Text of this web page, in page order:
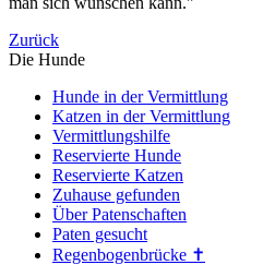
Zurück
Die Hunde
Hunde in der Vermittlung
Katzen in der Vermittlung
Vermittlungshilfe
Reservierte Hunde
Reservierte Katzen
Zuhause gefunden
Über Patenschaften
Paten gesucht
Regenbogenbrücke ✝